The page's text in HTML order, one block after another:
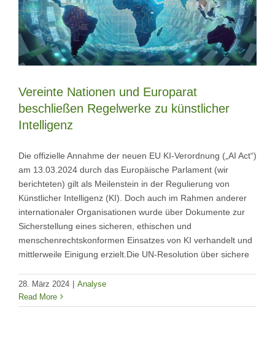
Vereinte Nationen und Europarat
beschließen Regelwerke zu künstlicher
Intelligenz
Die offizielle Annahme der neuen EU KI-Verordnung („AI Act“)
am 13.03.2024 durch das Europäische Parlament (wir
berichteten) gilt als Meilenstein in der Regulierung von
Künstlicher Intelligenz (KI). Doch auch im Rahmen anderer
internationaler Organisationen wurde über Dokumente zur
Sicherstellung eines sicheren, ethischen und
menschenrechtskonformen Einsatzes von KI verhandelt und
mittlerweile Einigung erzielt.Die UN-Resolution über sichere
28. März 2024 | Analyse
Read More